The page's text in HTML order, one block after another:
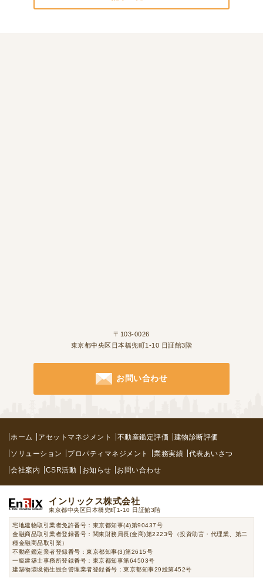
〒103-0026
東京都中央区日本橋兜町1-10 日証館3階
お問い合わせ
ホーム アセットマネジメント 不動産鑑定評価
建物診断評価
ソリューション
プロパティマネジメント 業務実績
代表あいさつ
会社案内
CSR活動 お知らせ お問い合わせ
インリックス株式会社
東京都中央区日本橋兜町1-10 日証館3階
宅地建物取引業者免許番号：東京都知事(4)第90437号
金融商品取引業者登録番号：関東財務局長(金商)第2223号（投資助言・代理業、第二
種金融商品取引業）
不動産鑑定業者登録番号：東京都知事(3)第2615号
一級建築士事務所登録番号：東京都知事第64503号
建築物環境衛生総合管理業者登録番号：東京都知事29総第452号